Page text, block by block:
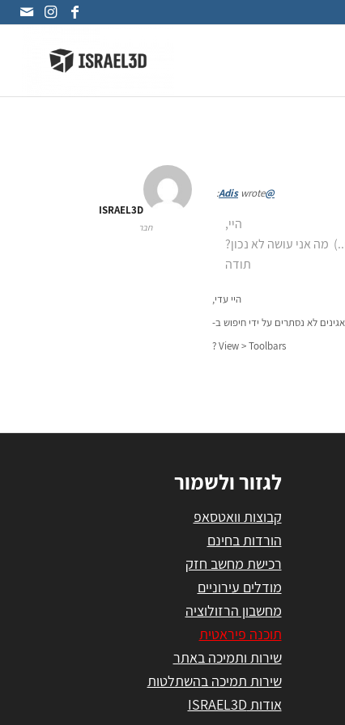
ISRAEL3D
חבר
@Adis
wrote:
היי,
תודה
היי עדי,
לא נסתרים על ידי חיפוש ב-
View > Toolbars ?
לגזור ולשמור
קבוצות וואטסאפ
הורדות בחינם
רכישת מחשב חזק
מודלים עירוניים
מחשבון הרזולוציה
תוכנה פיראטית
שירות ותמיכה באתר
שירות תמיכה בהשתלטות
אודות ISRAEL3D